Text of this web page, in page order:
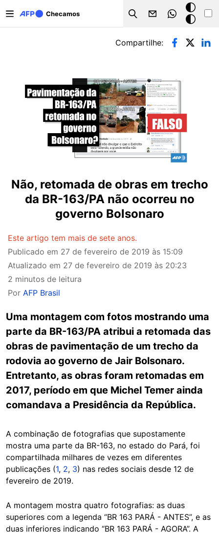
Checamos
Search
Modo
escuro
Abas primárias
Compartilhe:
Não, retomada de obras em trecho
da BR-163/PA não ocorreu no
governo Bolsonaro
Este artigo tem mais de sete anos.
Publicado em 27 de fevereiro de 2019 às 15:09
Atualizado em 27 de fevereiro de 2019 às 20:23
2 minutos de leitura
Por AFP Brasil
Uma montagem com fotos mostrando uma
parte da BR-163/PA atribui a retomada das
obras de pavimentação de um trecho da
rodovia ao governo de Jair Bolsonaro.
Entretanto, as obras foram retomadas em
2017, período em que Michel Temer ainda
comandava a Presidência da República.
A combinação de fotografias que supostamente
mostra uma parte da BR-163, no estado do Pará, foi
compartilhada milhares de vezes em diferentes
publicações (1, 2, 3) nas redes sociais desde 12 de
fevereiro de 2019.
A montagem mostra quatro fotografias: as duas
superiores com a legenda “BR 163 PARÁ - ANTES”, e as
duas inferiores indicando “BR 163 PARÁ - AGORA”. A